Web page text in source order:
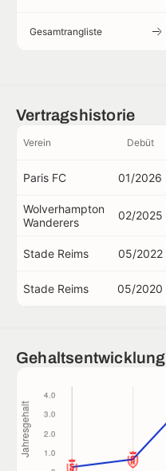
Gesamtrangliste
Vertragshistorie
Verein Debüt
Paris FC 01/2026
Wolverhampton
Wanderers
02/2025
Stade Reims 05/2022
Stade Reims 05/2020
Gehaltsentwicklung